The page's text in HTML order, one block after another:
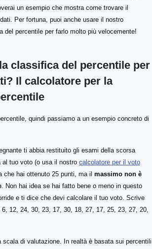
un esempio che mostra come trovare il
Per fortuna, puoi anche usare il nostro
del percentile per farlo molto più velocemente!
classifica del percentile per
Il calcolatore per la
quindi passiamo a un esempio concreto di
ti abbia restituito gli esami della scorsa
tuo voto (o usa il nostro calcolatore per il voto
hai ottenuto 25 punti, ma il massimo non è
. Non hai idea se hai fatto bene o meno in questo
e ti dice che devi calcolare il tuo voto. Scrive
12, 24, 30, 23, 17, 30, 18, 27, 17, 25, 23, 27, 20,
scala di valutazione. In realtà è basata sui percentili